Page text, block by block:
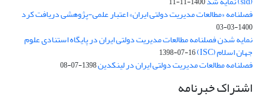
فصلنامه «مطالعات مدیریت دولتی ایران» اعتبار علمی-پژوهشی دریافت کرد
1400-03-03
نمایه شدن فصلنامه مطالعات مدیریت دولتی ایران در پایگاه استنادی علوم
جهان اسلام (ISC) 1398-07-16
فصلنامه مطالعات مدیریت دولتی ایران در لینکدین1398-07-08
اشتراک خبرنامه